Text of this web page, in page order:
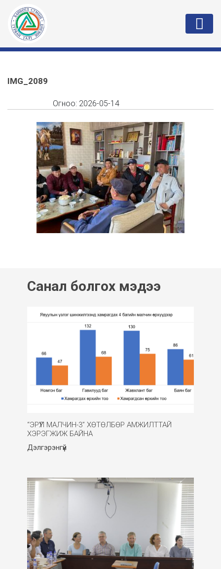
IMG_2089
Огноо: 2026-05-14
Санал болгох мэдээ
“ЭРҮҮЛ МАЛЧИН-3” ХӨТӨЛБӨР АМЖИЛТТАЙ
ХЭРЭГЖИЖ БАЙНА
Дэлгэрэнгүй